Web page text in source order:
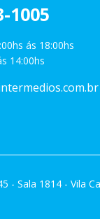
1005
ás 18:00hs
14:00hs
- Sala 1814 - Vila